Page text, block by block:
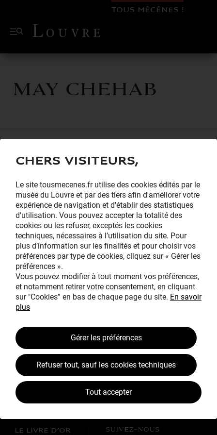
TOUS MÉCÈNES !
May Chehab
Avec le mécénat
exceptionnel de
L’ŒUVRE À LA LOUPE
JEAN SIMEON CHARDIN
VOS CONTREPARTIES
ACTUALITÉS
LE LIVRE D’OR SUIVEZ-NOUS
Chers visiteurs,
Le site tousmecenes.fr utilise des cookies édités par le
musée du Louvre et par des tiers afin d'améliorer votre
expérience de navigation et d'établir des statistiques
d'utilisation. Vous pouvez accepter la totalité des
cookies ou les refuser, exceptés les cookies
techniques, nécessaires à l’utilisation du site. Pour
plus d’information sur les finalités et pour choisir vos
préférences par type de cookies, cliquez sur « Gérer les
préférences ».
Vous pouvez modifier à tout moment vos préférences,
et notamment retirer votre consentement, en cliquant
sur "Cookies” en bas de chaque page du site. En savoir
plus
Gérer les préférences
Refuser tout, sauf les cookies techniques
Tout accepter